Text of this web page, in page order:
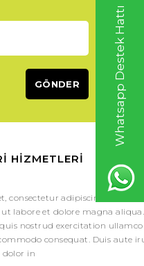
Whatsapp Destek Hattı
HIZMETLERI
consectetur adipiscing elit, sed
labore et dolore magna
nostrud exercitation ullamco
consequat. Duis aute
dolor in